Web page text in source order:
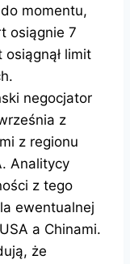
momentu,
osiągnie 7
limit
negocjator
z
z regionu
Analitycy
z tego
ewentualnej
a Chinami.
że